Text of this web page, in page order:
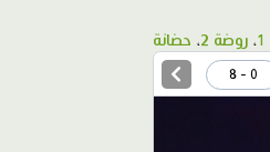
، روضة 2 ، حضانة
0 - 8